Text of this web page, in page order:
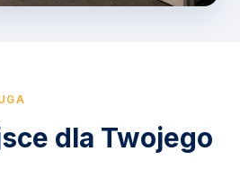
dla Twojego